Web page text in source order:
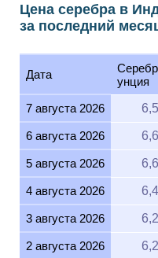
Цена серебра в
за последний
Дата
унция
7 августа 2026
6 августа 2026
5 августа 2026
4 августа 2026
3 августа 2026
2 августа 2026